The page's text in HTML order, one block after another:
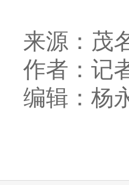
来源：茂
作者：记
编辑： 杨